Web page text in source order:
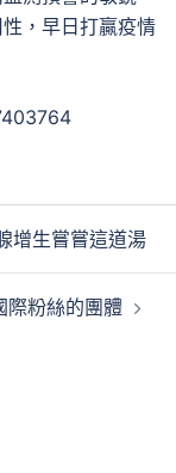
，早日打贏疫情
增生嘗嘗這道湯
際粉絲的團體